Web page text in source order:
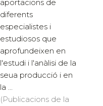
aportacions de
diferents
especialistes i
estudiosos que
aprofundeixen en
l'estudi i l'anàlisi de la
seua producció i en
la ...
(Publicacions de la